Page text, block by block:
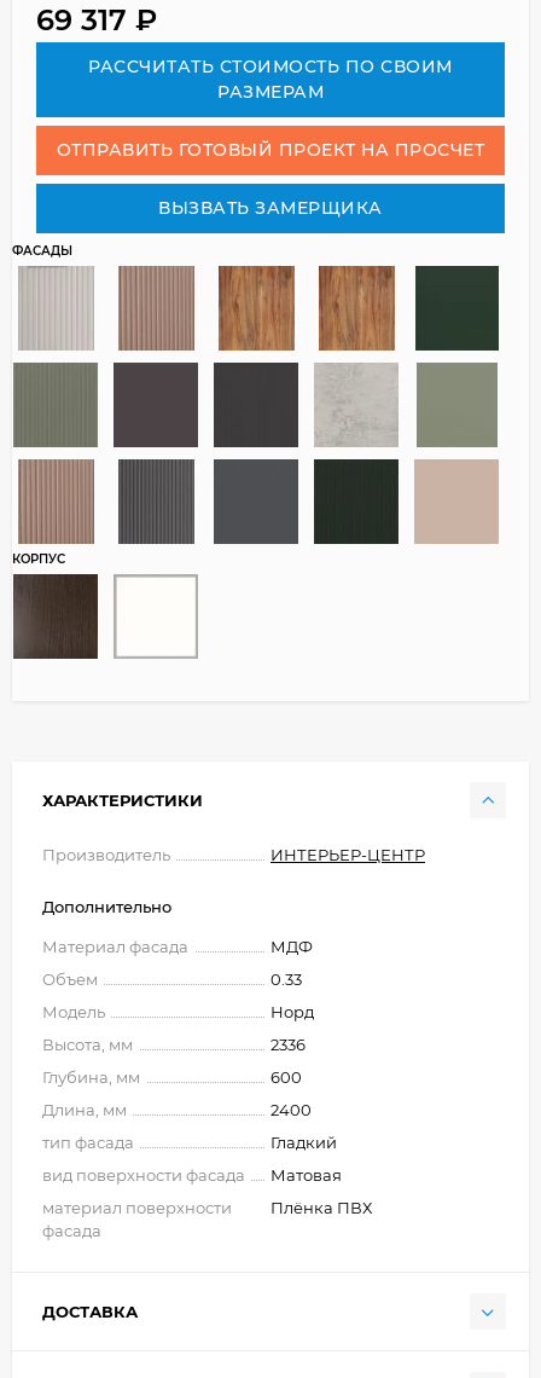
69 317 ₽
РАСCЧИТАТЬ СТОИМОСТЬ ПО СВОИМ
РАЗМЕРАМ
ОТПРАВИТЬ ГОТОВЫЙ ПРОЕКТ НА ПРОСЧЕТ
ВЫЗВАТЬ ЗАМЕРЩИКА
ФАСАДЫ
КОРПУС
ХАРАКТЕРИСТИКИ
Производитель ИНТЕРЬЕР-ЦЕНТР
Дополнительно
Материал фасада
МДФ
Объем
0.33
Модель
Норд
Высота, мм
2336
Глубина, мм
600
Длина, мм
2400
тип фасада
Гладкий
вид поверхности фасада
Матовая
материал поверхности
фасада
Плёнка ПВХ
ДОСТАВКА